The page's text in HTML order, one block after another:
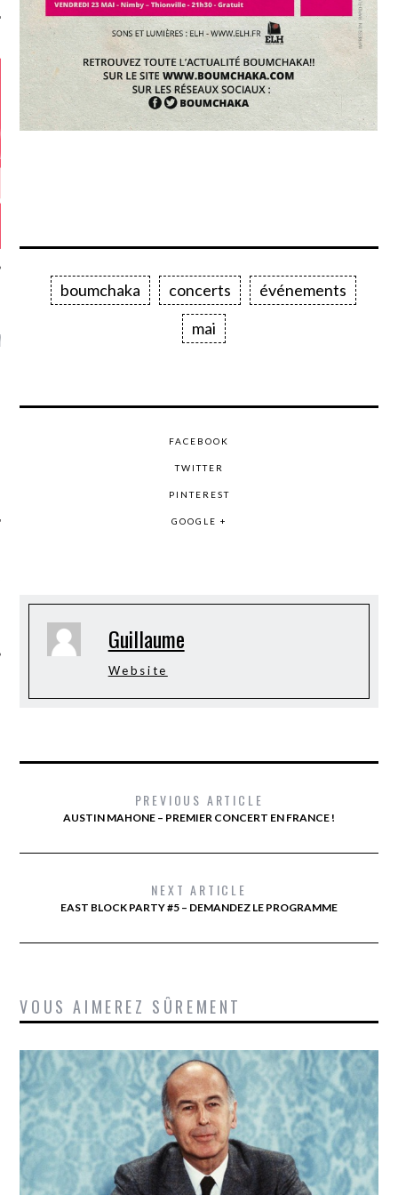
ANNIVERSAIRE
boumchaka concerts
événements
mai
FACEBOOK
TWITTER
PINTEREST
GOOGLE +
Guillaume
Website
PREVIOUS ARTICLE
AUSTIN MAHONE – PREMIER CONCERT EN FRANCE !
NEXT ARTICLE
EAST BLOCK PARTY #5 – DEMANDEZ LE PROGRAMME
VOUS AIMEREZ SÛREMENT